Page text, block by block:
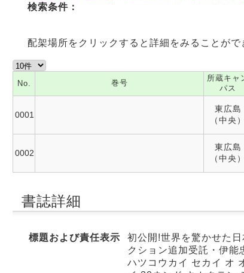
検索条件：
配架場所をクリックすると詳細をみることがで
No. 巻号
所蔵キャ
パス
0001
東広島
（中央）
0002
東広島
（中央）
書誌詳細
標題および責任表示
初公開!世界を驚かせた
クション追加受託・伊
ハツコウカイ セカイ オ